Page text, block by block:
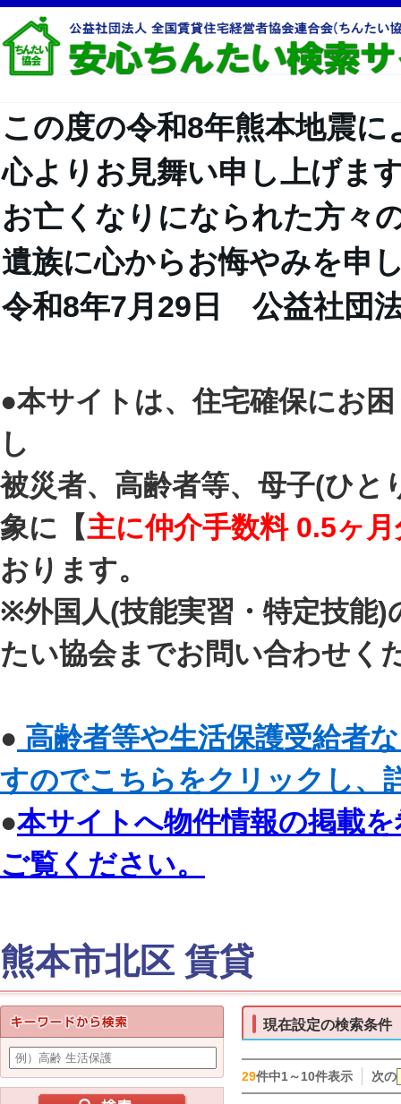
この度の令和8年熊本地震
心よりお見舞い申し上げま
お亡くなりになられた方々
遺族に心からお悔やみを申
令和8年7月29日 公益社団
●本サイトは、住宅確保にお
し
被災者、高齢者等、母子(ひと
象に【主に仲介手数料 0.5ヶ
おります。
※外国人(技能実習・特定技能
たい協会までお問い合わせく
● 高齢者等や生活保護受給者
すのでこちらをクリックし、
●本サイトへ物件情報の掲載
ご覧ください。
熊本市北区 賃貸
現在設定の検索条件
29件中1～10件表示 次の